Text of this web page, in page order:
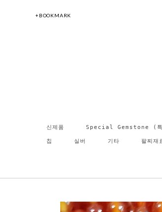
+BOOKMARK
신제품 Special Gemstone (특
칩 실버 기타 팔찌재